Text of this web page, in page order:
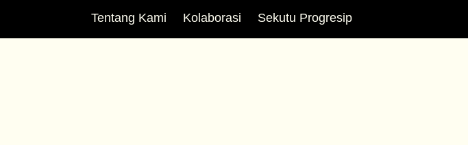
Tentang Kami Kolaborasi Sekutu Progresip